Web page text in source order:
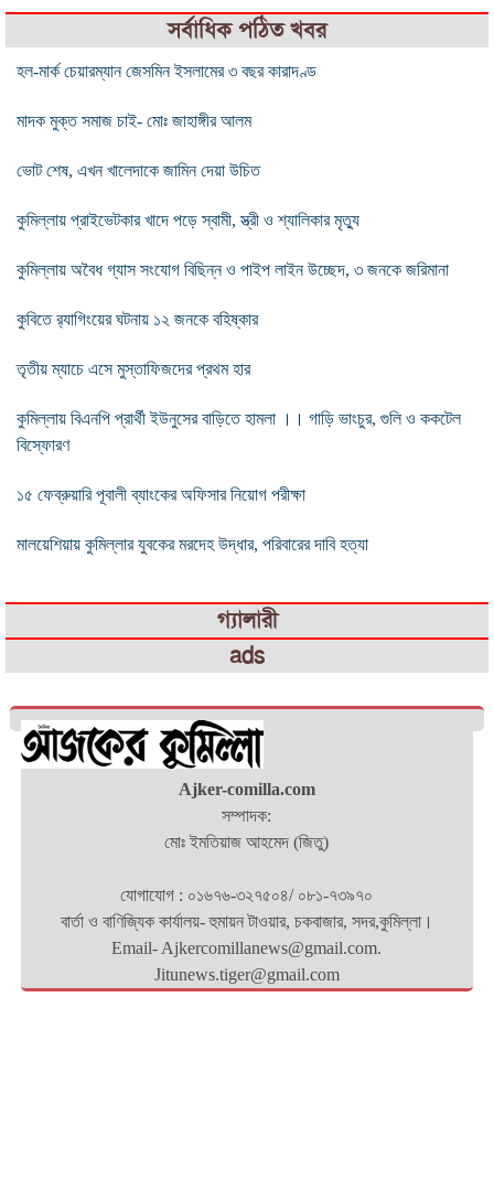
সর্বাধিক পঠিত খবর
হল-মার্ক চেয়ারম্যান জেসমিন ইসলামের ৩ বছর কারাদণ্ড
মাদক মুক্ত সমাজ চাই- মোঃ জাহাঙ্গীর আলম
ভোট শেষ, এখন খালেদাকে জামিন দেয়া উচিত
কুমিল্লায় প্রাইভেটকার খাদে পড়ে স্বামী, স্ত্রী ও শ্যালিকার মৃত্যু
কুমিল্লায় অবৈধ গ্যাস সংযোগ বিছিন্ন ও পাইপ লাইন উচ্ছেদ, ৩ জনকে জরিমানা
কুবিতে র‍্যাগিংয়ের ঘটনায় ১২ জনকে বহিষ্কার
তৃতীয় ম্যাচে এসে মুস্তাফিজদের প্রথম হার
কুমিল্লায় বিএনপি প্রার্থী ইউনুসের বাড়িতে হামলা ।। গাড়ি ভাংচুর, গুলি ও ককটেল
বিস্ফোরণ
১৫ ফেব্রুয়ারি পূবালী ব্যাংকের অফিসার নিয়োগ পরীক্ষা
মালয়েশিয়ায় কুমিল্লার যুবকের মরদেহ উদ্ধার, পরিবারের দাবি হত্যা
গ্যালারী
ads
Ajker-comilla.com
সম্পাদক:
মোঃ ইমতিয়াজ আহমেদ (জিতু)
যোগাযোগ : ০১৬৭৬-৩২৭৫০৪/ ০৮১-৭৩৯৭০
বার্তা ও বাণিজ্যিক কার্যালয়- হুমায়ন টাওয়ার, চকবাজার, সদর,কুমিল্লা।
Email- Ajkercomillanews@gmail.com.
Jitunews.tiger@gmail.com